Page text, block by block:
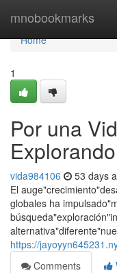
mnobookmarks
Home
Home
1
Por una
vida984106 53 days
El
globales ha
https://
Comments